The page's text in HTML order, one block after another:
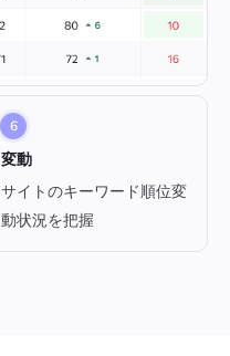
変動
サイトのキーワード順位変
動状況を把握